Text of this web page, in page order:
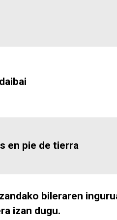
en pie de tierra
bileraren
izan dugu.